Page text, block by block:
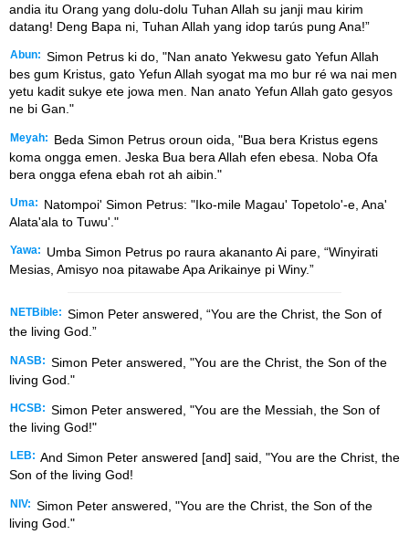
andia itu Orang yang dolu-dolu Tuhan Allah su janji mau kirim
datang! Deng Bapa ni, Tuhan Allah yang idop tarús pung Ana!”
Abun: Simon Petrus ki do, "Nan anato Yekwesu gato Yefun Allah
bes gum Kristus, gato Yefun Allah syogat ma mo bur ré wa nai men
yetu kadit sukye ete jowa men. Nan anato Yefun Allah gato gesyos
ne bi Gan."
Meyah:
Beda Simon Petrus oroun oida, "Bua bera Kristus egens
koma ongga emen. Jeska Bua bera Allah efen ebesa. Noba Ofa
bera ongga efena ebah rot ah aibin."
Uma:
Natompoi' Simon Petrus: "Iko-mile Magau' Topetolo'-e, Ana'
Alata'ala to Tuwu'."
Yawa:
Umba Simon Petrus po raura akananto Ai pare, “Winyirati
Mesias, Amisyo noa pitawabe Apa Arikainye pi Winy.”
NETBible: Simon Peter answered, “You are the Christ, the Son of
the living God.”
NASB: Simon Peter answered, "You are the Christ, the Son of the
living God."
HCSB: Simon Peter answered, "You are the Messiah, the Son of
the living God!"
LEB: And Simon Peter answered [and] said, "You are the Christ, the
Son of the living God!
NIV: Simon Peter answered, "You are the Christ, the Son of the
living God."